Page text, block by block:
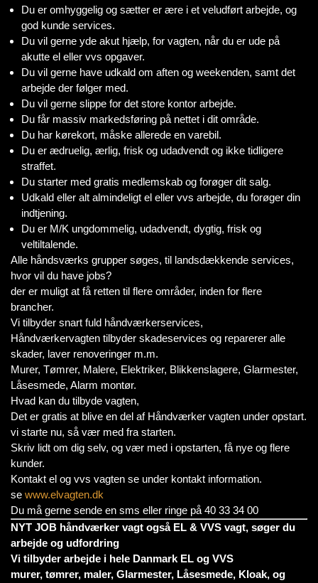
Du er omhyggelig og sætter er ære i et veludført arbejde, og
god kunde services.
Du vil gerne yde akut hjælp, for vagten, når du er ude på
akutte el eller vvs opgaver.
Du vil gerne have udkald om aften og weekenden, samt det
arbejde der følger med.
Du vil gerne slippe for det store kontor arbejde.
Du får massiv markedsføring på nettet i dit område.
Du har kørekort, måske allerede en varebil.
Du er ædruelig, ærlig, frisk og udadvendt og ikke tidligere
straffet.
Du starter med gratis medlemskab og forøger dit salg.
Udkald eller alt almindeligt el eller vvs arbejde, du forøger din
indtjening.
Du er M/K ungdommelig, udadvendt, dygtig, frisk og
veltiltalende.
Alle håndsværks grupper søges, til landsdækkende services,
hvor vil du have jobs?
der er muligt at få retten til flere områder, inden for flere
brancher.
Vi tilbyder snart fuld håndværkerservices,
Håndværkervagten tilbyder skadeservices og reparerer alle
skader, laver renoveringer m.m.
Murer, Tømrer, Malere, Elektriker, Blikkenslagere, Glarmester,
Låsesmede, Alarm montør.
Hvad kan du tilbyde vagten,
Det er gratis at blive en del af Håndværker vagten under opstart.
vi starte nu, så vær med fra starten.
Skriv lidt om dig selv, og vær med i opstarten, få nye og flere
kunder.
Kontakt el og vvs vagten se under kontakt information.
se www.elvagten.dk
Du må gerne sende en sms eller ringe på 40 33 34 00
NYT JOB håndværker vagt også EL & VVS vagt, søger du
arbejde og udfordring
Vi tilbyder arbejde i hele Danmark EL og VVS
murer, tømrer, maler, Glarmester, Låsesmede, Kloak, og